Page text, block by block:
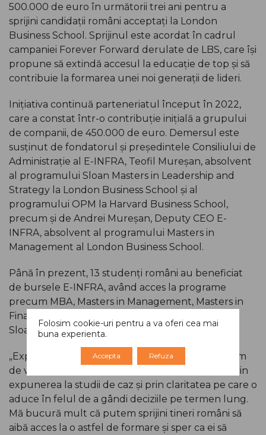
500.000 de euro în următorii trei ani pentru a
sprijini candidații români acceptați la London
Business School. Sprijinul este acordat în cadrul
campaniei Forever Forward derulate de LBS, care își
propune să extindă accesul la educație de top și să
contribuie la formarea unei noi generații de lideri.
Inițiativa continuă parteneriatul început în 2022,
care a constat într-o contribuție inițială a grupului
de companii, de 450.000 de euro. Demersul este
susținut de fondatorul și președintele Consiliului de
Administrație al E-INFRA, Teofil Mureșan, absolvent
al programului Sloan Masters in Leadership and
Strategy la London Business School și al
programului OPM la Harvard Business School,
precum și de Andrei Mureșan, Deputy CEO E-
INFRA, absolvent al programului Masters in
Management al London Business School.
Până în prezent, 13 studenți români au beneficiat
de bursele E-INFRA, având acces la programe
precum MBA, Masters in Management, Masters in
Finance, Masters in Analytics and Management și
Sloan Masters in Leadership and Strategy.
„Experiența academică internațională este extrem
de valoroasă prin rigoarea pe care o formează, prin
expunerea la studii de caz și prin claritatea pe care o
aduce în felul de a gândi deciziile pe termen lung.
Mă bucură mult că putem sprijini tineri români să
aibă acces la o astfel de formare și sper ca ei să
Folosim cookie-uri pentru a va oferi cea mai
buna experienta.
Accepta Refuza